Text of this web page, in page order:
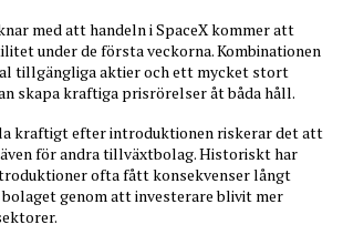
med att handeln i SpaceX kommer att
under de första veckorna. Kombinationen
tillgängliga aktier och ett mycket stort
skapa kraftiga prisrörelser åt båda håll.
kraftigt efter introduktionen riskerar det att
för andra tillväxtbolag. Historiskt har
ofta fått konsekvenser långt
genom att investerare blivit mer